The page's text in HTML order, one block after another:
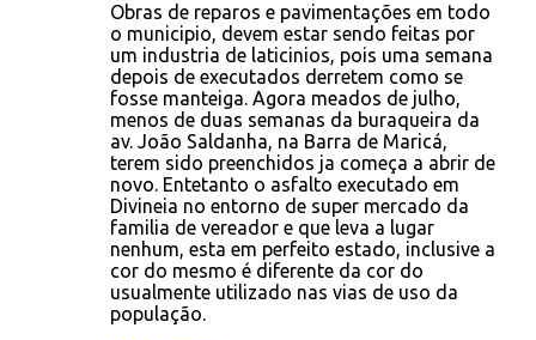
Obras de reparos e pavimentações em todo
o municipio, devem estar sendo feitas por
um industria de laticinios, pois uma semana
depois de executados derretem como se
fosse manteiga. Agora meados de julho,
menos de duas semanas da buraqueira da
av. João Saldanha, na Barra de Maricá,
terem sido preenchidos ja começa a abrir de
novo. Entetanto o asfalto executado em
Divineia no entorno de super mercado da
familia de vereador e que leva a lugar
nenhum, esta em perfeito estado, inclusive a
cor do mesmo é diferente da cor do
usualmente utilizado nas vias de uso da
população.